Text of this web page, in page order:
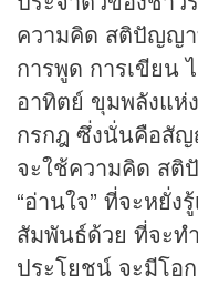
ความคิด สติปัญญ
การพูด การเขียน
อาทิตย์ ขุมพลังแห่
กรกฎ ซึ่งนั่นคือสั
จะใช้ความคิด สติ
“อ่านใจ” ที่จะหยั่
สัมพันธ์ด้วย ที่จะท
ประโยชน์ จะมีโอ